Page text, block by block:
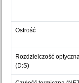
Ostrość
Rozdzielczość
(D:S)